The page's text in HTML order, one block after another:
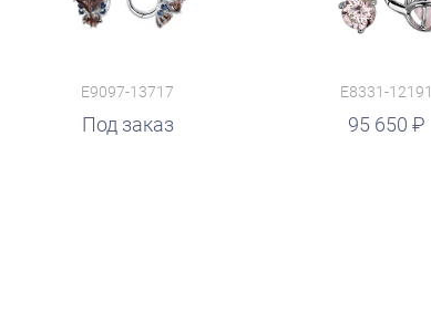
E9097-13717
Под заказ
E8331-12191
95 650
руб. руб.